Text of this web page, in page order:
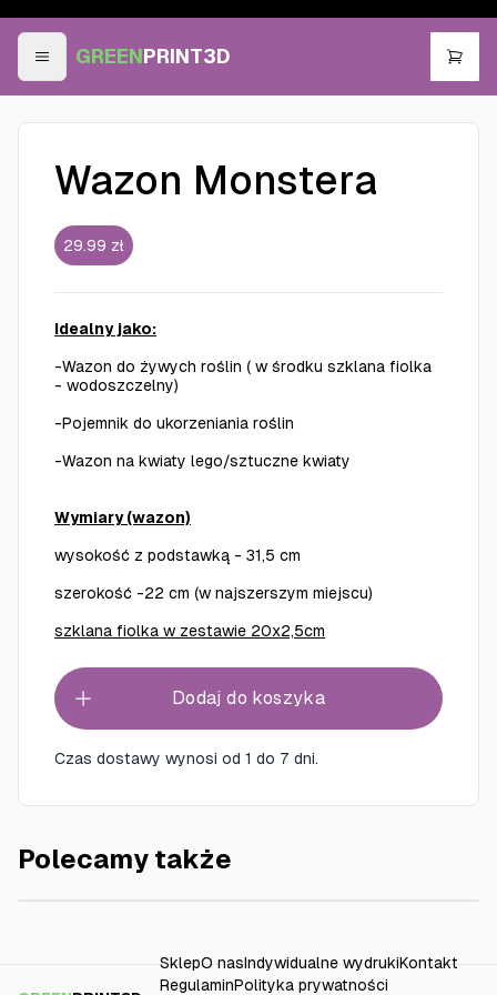
GREENPRINT3D
Wazon Monstera
29.99 zł
Idealny jako:
-Wazon do żywych roślin ( w środku szklana fiolka
- wodoszczelny)
-Pojemnik do ukorzeniania roślin
-Wazon na kwiaty lego/sztuczne kwiaty
Wymiary (wazon)
wysokość z podstawką - 31,5 cm
szerokość -22 cm (w najszerszym miejscu)
szklana fiolka w zestawie 20x2,5cm
Dodaj do koszyka
Czas dostawy wynosi od 1 do 7 dni.
Polecamy także
Wazon kostka 29.99
SklepO nasIndywidualne wydrukiKontakt
RegulaminPolityka prywatności